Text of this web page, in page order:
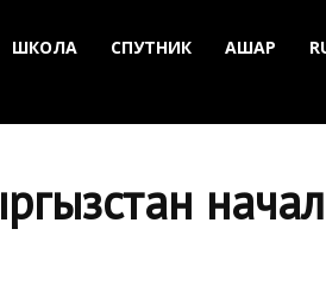
ШКОЛА СПУТНИК АШАР